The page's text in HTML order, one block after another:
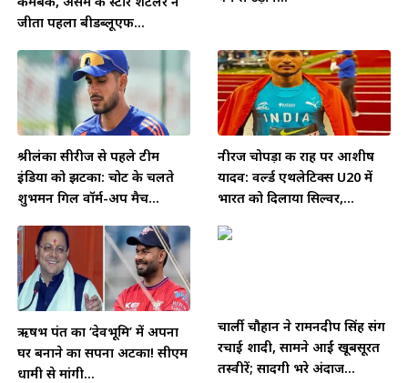
जीता पहला बीडब्लूएफ...
श्रीलंका सीरीज से पहले टीम
इंडिया को झटका: चोट के चलते
शुभमन गिल वॉर्म-अप मैच...
नीरज चोपड़ा की राह पर आशीष
यादव: वर्ल्ड एथलेटिक्स U20 में
भारत को दिलाया सिल्वर,...
ऋषभ पंत का ‘देवभूमि’ में अपना
घर बनाने का सपना अटका! सीएम
धामी से मांगी...
चार्ली चौहान ने रामनदीप सिंह संग
रचाई शादी, सामने आईं खूबसूरत
तस्वीरें; सादगी भरे अंदाज...